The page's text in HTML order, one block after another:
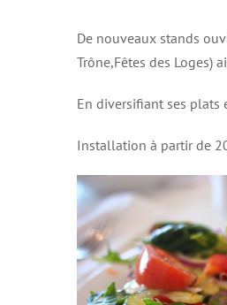
De nouveaux stands
Trône,Fêtes des Loges)
En diversifiant ses plats
Installation à partir de